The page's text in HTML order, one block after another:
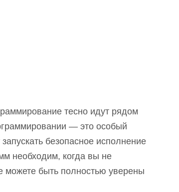
тесно идут рядом
— это особый
безопасное исполнение
необходим, когда вы не
можете быть полностью уверены